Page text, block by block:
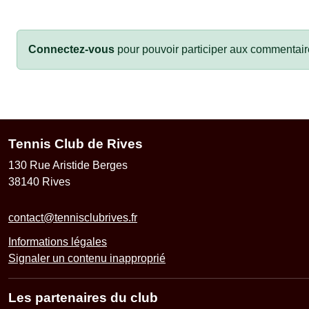
Connectez-vous pour pouvoir participer aux
Tennis Club de Rives
130 Rue Aristide Berges
38140 Rives
contact@tennisclubrives.fr
Informations légales
Signaler un contenu inapproprié
Les partenaires du club